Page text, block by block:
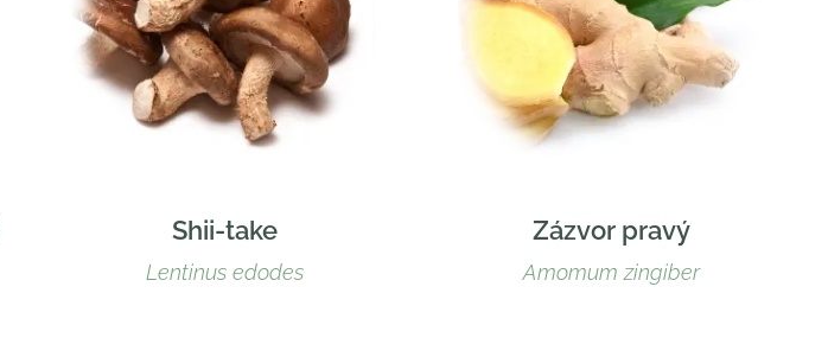
Shii-take
Lentinus edodes
Zázvor pravý
Amomum zingiber